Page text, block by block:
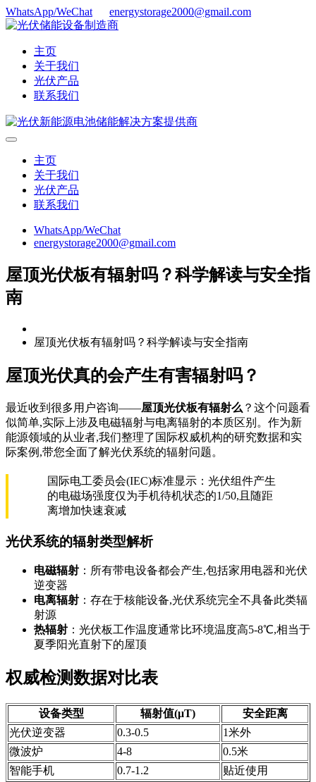
WhatsApp/WeChat energystorage2000@gmail.com
主页
关于我们
光伏产品
联系我们
主页
关于我们
光伏产品
联系我们
WhatsApp/WeChat
energystorage2000@gmail.com
屋顶光伏板有辐射吗？科学解读与安全指
南
屋顶光伏板有辐射吗？科学解读与安全指南
屋顶光伏真的会产生有害辐射吗？
最近收到很多用户咨询——屋顶光伏板有辐射么 ？这个问题看
似简单,实际上涉及电磁辐射与电离辐射的本质区别。作为新
能源领域的从业者,我们整理了国际权威机构的研究数据和实
际案例,带您全面了解光伏系统的辐射问题。
国际电工委员会(IEC)标准显示：光伏组件产生
的电磁场强度仅为手机待机状态的1/50,且随距
离增加快速衰减
光伏系统的辐射类型解析
电磁辐射 ：所有带电设备都会产生,包括家用电器和光伏
逆变器
电离辐射 ：存在于核能设备,光伏系统完全不具备此类辐
射源
热辐射 ：光伏板工作温度通常比环境温度高5-8℃,相当于
夏季阳光直射下的屋顶
权威检测数据对比表
设备类型 辐射值(μT)
安全距离
光伏逆变器
0.3-0.5
1米外
微波炉
4-8
0.5米
智能手机
0.7-1.2 贴近使用